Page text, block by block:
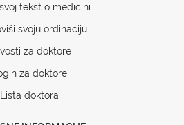
tekst o medicini
svoju ordinaciju
za doktore
za doktore
Lista doktora